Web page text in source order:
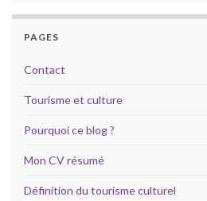
PAGES
Contact
Tourisme et culture
Pourquoi ce blog ?
Mon CV résumé
Définition du tourisme culturel